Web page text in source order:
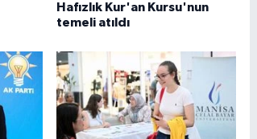
Hafızlık Kur'an Kursu'nun
temeli atıldı